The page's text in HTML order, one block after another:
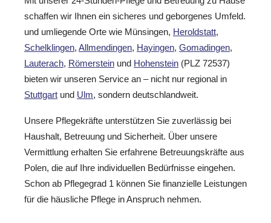
schaffen wir Ihnen ein sicheres und geborgenes Umfeld.
und umliegende Orte wie Münsingen, Heroldstatt,
Schelklingen, Allmendingen, Hayingen, Gomadingen,
Lauterach, Römerstein und Hohenstein (PLZ 72537)
bieten wir unseren Service an – nicht nur regional in
Stuttgart und Ulm, sondern deutschlandweit.
Unsere Pflegekräfte unterstützen Sie zuverlässig bei
Haushalt, Betreuung und Sicherheit. Über unsere
Vermittlung erhalten Sie erfahrene Betreuungskräfte aus
Polen, die auf Ihre individuellen Bedürfnisse eingehen.
Schon ab Pflegegrad 1 können Sie finanzielle Leistungen
für die häusliche Pflege in Anspruch nehmen.